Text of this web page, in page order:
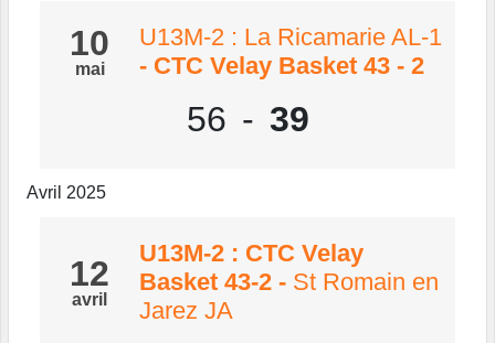
10
mai
U13M-2 : La Ricamarie AL-1
- CTC Velay Basket 43 - 2
56 - 39
Avril 2025
12
avril
U13M-2 : CTC Velay
Basket 43-2 - St Romain en
Jarez JA